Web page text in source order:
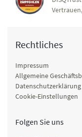
Rechtliches
Impressum
Allgemeine
Datenschutzerklärung
Cookie-Einstellungen
Folgen Sie uns